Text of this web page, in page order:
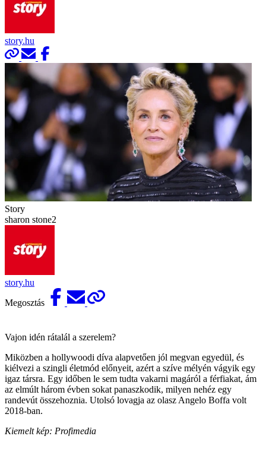
story.hu
Story
sharon stone2
story.hu
Megosztás
Vajon idén rátalál a szerelem?
Miközben a hollywoodi díva alapvetően jól megvan egyedül, és
kiélvezi a szingli életmód előnyeit, azért a szíve mélyén vágyik egy
igaz társra. Egy időben le sem tudta vakarni magáról a férfiakat, ám
az elmúlt három évben sokat panaszkodik, milyen nehéz egy
randevút összehoznia. Utolsó lovagja az olasz Angelo Boffa volt
2018-ban.
Kiemelt kép: Profimedia